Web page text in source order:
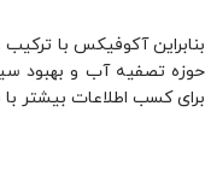
بنابراین آکوفیکس با ترکیب
حوزه تصفیه آب و بهبود
برای کسب اطلاعات بیشتر با شماره 02177677819